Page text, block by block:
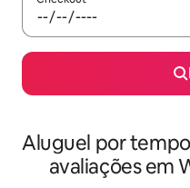
Aluguel por
avaliações em